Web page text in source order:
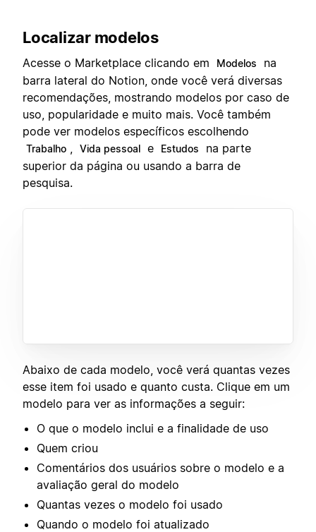
Localizar modelos
Acesse o Marketplace clicando em Modelos
na
barra lateral do Notion, onde você verá diversas
recomendações, mostrando modelos por caso de
uso, popularidade e muito mais. Você também
pode ver modelos específicos escolhendo
Trabalho , Vida pessoal e Estudos
na parte
superior da página ou usando a barra de
pesquisa.
Abaixo de cada modelo, você verá quantas vezes
esse item foi usado e quanto custa. Clique em um
modelo para ver as informações a seguir:
O que o modelo inclui e a finalidade de uso
Quem criou
Comentários dos usuários sobre o modelo e a
avaliação geral do modelo
Quantas vezes o modelo foi usado
Quando o modelo foi atualizado